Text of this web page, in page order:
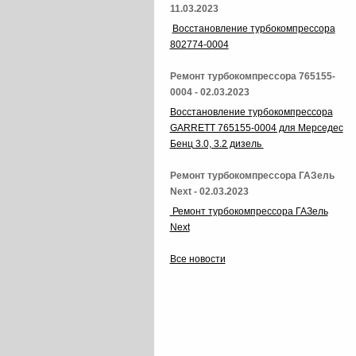
11.03.2023
Восстановление турбокомпрессора
802774-0004
Ремонт турбокомпрессора 765155-
0004 - 02.03.2023
Восстановление турбокомпрессора
GARRETT 765155-0004 для Мерседес
Бенц 3.0, 3.2 дизель
Ремонт турбокомпрессора ГАЗель
Next - 02.03.2023
Ремонт турбокомпрессора ГАЗель
Next
Все новости